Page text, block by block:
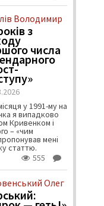
Володимир
з
числа
у 1991-му на
я випадково
Кривенком і
– «чим
мені
статтю.
555
Олег